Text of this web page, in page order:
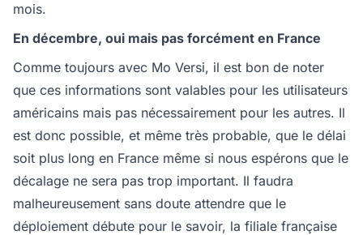
mois.
En décembre, oui mais pas forcément en France
Comme toujours avec Mo Versi, il est bon de noter
que ces informations sont valables pour les utilisateurs
américains mais pas nécessairement pour les autres. Il
est donc possible, et même très probable, que le délai
soit plus long en France même si nous espérons que le
décalage ne sera pas trop important. Il faudra
malheureusement sans doute attendre que le
déploiement débute pour le savoir, la filiale française